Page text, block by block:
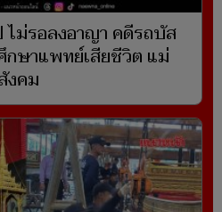
ไม่รอลงอาญา คดีรถบัส
ษาแพทย์เสียชีวิต แม่
งคม